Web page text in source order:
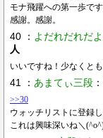
モナ飛躍への第一歩です
感謝。感謝。
40 ： よだれだれだ
人
いいですね！少なくと
41 ： あまてぃ三段
>>30
ウォッチリストに登録
これは興味深いね＼